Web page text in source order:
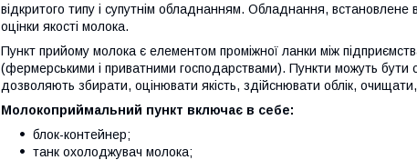
відкритого типу і супутнім обладнанням. Обладнання,
оцінки якості молока.
Пункт прийому молока є елементом проміжної ланки між
(фермерськими і приватними господарствами). Пункти можуть бути
дозволяють збирати, оцінювати якість, здійснювати облік,
Молокоприймальний пункт включає в себе:
блок-контейнер;
танк охолоджувач молока;